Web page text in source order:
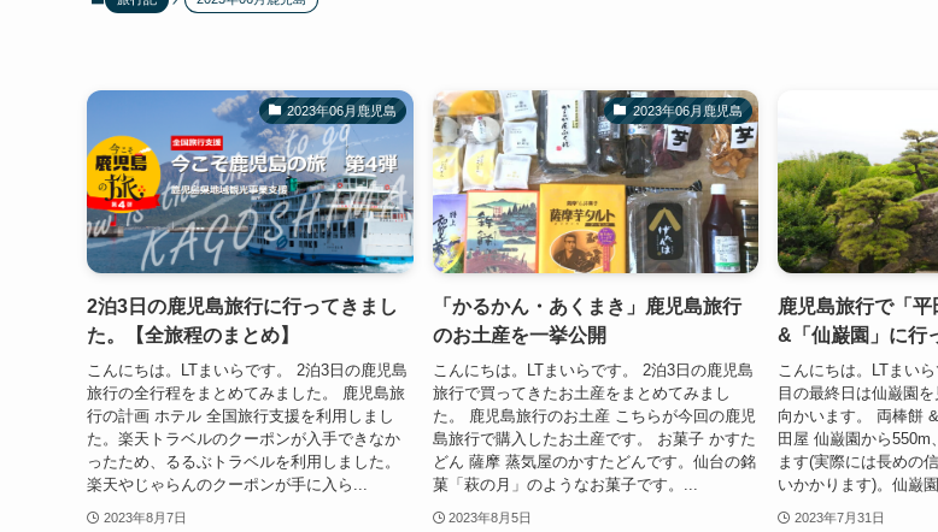
2023年06月鹿児島
2泊3日の鹿児島旅行に行ってきまし
た。【全旅程のまとめ】
こんにちは。LTまいらです。 2泊3日の鹿児島
旅行の全行程をまとめてみました。 鹿児島旅
行の計画 ホテル 全国旅行支援を利用しまし
た。楽天トラベルのクーポンが入手できなか
ったため、るるぶトラベルを利用しました。
楽天やじゃらんのクーポンが手に入ら...
2023年8月7日
2023年06月鹿児島
「かるかん・あくまき」鹿児島旅行
のお土産を一挙公開
こんにちは。LTまいらです。 2泊3日の鹿児島
旅行で買ってきたお土産をまとめてみまし
た。 鹿児島旅行のお土産 こちらが今回の鹿児
島旅行で購入したお土産です。 お菓子 かすた
どん 薩摩 蒸気屋のかすたどんです。仙台の銘
菓「萩の月」のようなお菓子です。...
2023年8月5日
鹿児島旅行で「平
&「仙巌園」に行
こんにちは。LTまい
目の最終日は仙巌園
向かいます。 両棒餅
田屋 仙巌園から550m
ます(実際には長めの
いかかります)。仙巌
2023年7月31日